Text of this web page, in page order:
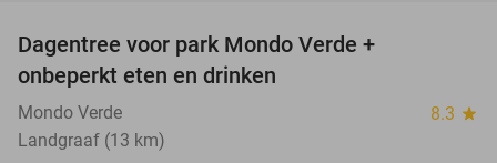
Dagentree voor park Mondo Verde +
onbeperkt eten en drinken
Mondo Verde 8.3 star
Landgraaf (13 km)